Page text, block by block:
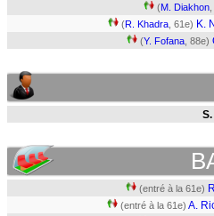
(M. Diakhon
(R. Khadra , 61e) K.
(Y. Fofana , 88e)
(entré à la 61e)
(entré à la 61e) A.